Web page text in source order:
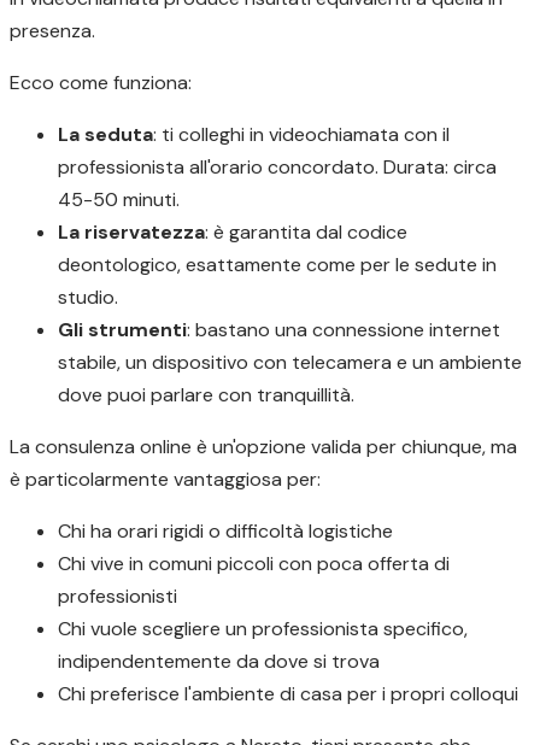
presenza.
Ecco come funziona:
La seduta: ti colleghi in videochiamata con il
professionista all'orario concordato. Durata: circa
45-50 minuti.
La riservatezza: è garantita dal codice
deontologico, esattamente come per le sedute in
studio.
Gli strumenti: bastano una connessione internet
stabile, un dispositivo con telecamera e un ambiente
dove puoi parlare con tranquillità.
La consulenza online è un'opzione valida per chiunque, ma
è particolarmente vantaggiosa per:
Chi ha orari rigidi o difficoltà logistiche
Chi vive in comuni piccoli con poca offerta di
professionisti
Chi vuole scegliere un professionista specifico,
indipendentemente da dove si trova
Chi preferisce l'ambiente di casa per i propri colloqui